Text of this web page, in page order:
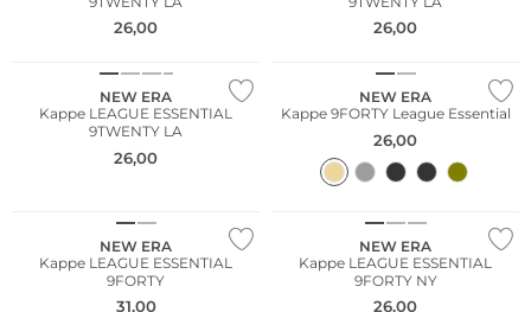
26,00 26,00
NEW ERA
Kappe LEAGUE ESSENTIAL
9TWENTY LA
26,00
NEW ERA
Kappe 9FORTY League Essential
26,00
NEW ERA
Kappe LEAGUE ESSENTIAL
9FORTY
31,00
NEW ERA
Kappe LEAGUE ESSENTIAL
9FORTY NY
26,00